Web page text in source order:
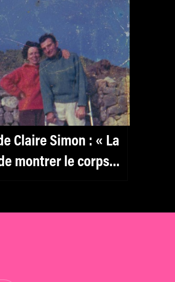
Claire Simon : « La
montrer le corps